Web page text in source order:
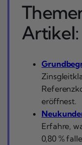
Artikel:
eröffnest.
Erfahre,
0,80 %